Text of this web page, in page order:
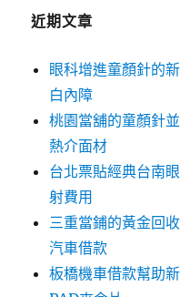
近期文章
眼科增進童顏針的
白內障
桃園當舖的童顏針
熱介面材
台北票貼經典台南
射費用
三重當鋪的黃金回
汽車借款
板橋機車借款幫助